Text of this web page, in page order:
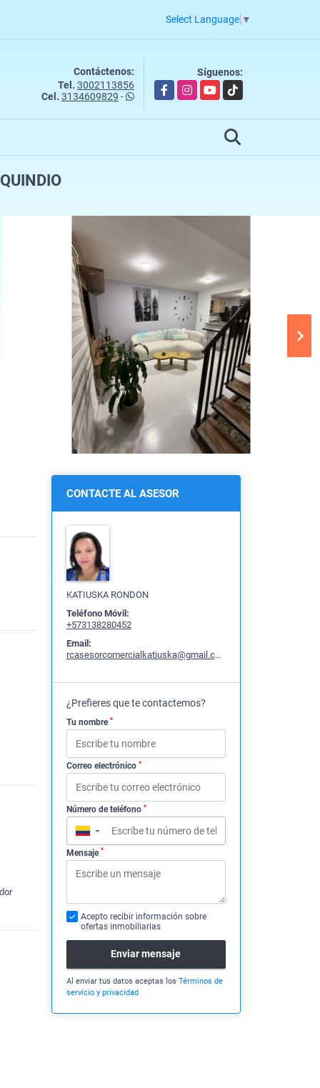
Select Language ▼
Contáctenos:
Tel. 3002113856
Cel. 3134609829 -
Síguenos:
FacebookInstagramYouTubeTikTok
CONTACTE AL ASESOR
KATIUSKA RONDON
Teléfono Móvil:
+573138280452
Email:
rcasesorcomercialkatiuska@gmail.com
¿Prefieres que te contactemos?
Tu nombre *
Correo electrónico *
Número de teléfono *
▼
Mensaje *
Acepto recibir información sobre
ofertas inmobiliarias
Enviar mensaje
Al enviar tus datos aceptas los Términos de
servicio y privacidad